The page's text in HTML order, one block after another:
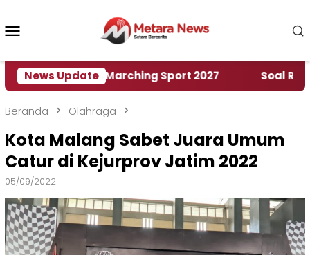
konten
News Update
World Marching Sport 2027 ‎Soal Rencana
Beranda Olahraga
Kota Malang Sabet Juara Umum
Catur di Kejurprov Jatim 2022
05/09/2022